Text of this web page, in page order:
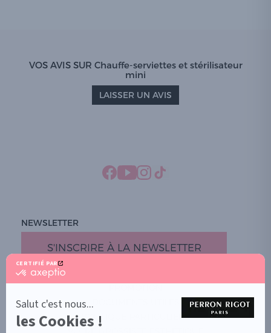
CERTIFIÉ PAR
certifié
En
savoir
plus
Salut c'est nous...
les Cookies !
VOS AVIS SUR Chauffe-serviettes et stérilisateur
mini
LAISSER UN AVIS
NEWSLETTER
S'INSCRIRE À LA NEWSLETTER
BOUTIQUE PARTICULIERS